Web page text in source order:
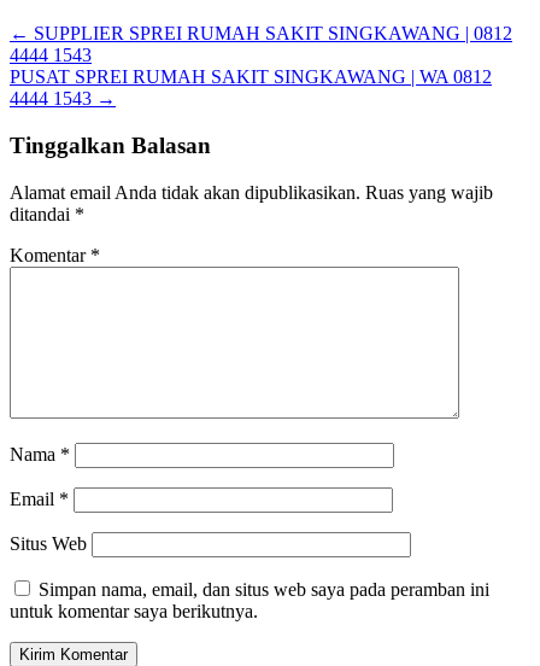
← SUPPLIER SPREI RUMAH SAKIT SINGKAWANG | 0812
4444 1543
PUSAT SPREI RUMAH SAKIT SINGKAWANG | WA 0812
4444 1543 →
Tinggalkan Balasan
Alamat email Anda tidak akan dipublikasikan. Ruas yang wajib
ditandai *
Komentar *
Nama *
Email *
Situs Web
Simpan nama, email, dan situs web saya pada peramban ini
untuk komentar saya berikutnya.